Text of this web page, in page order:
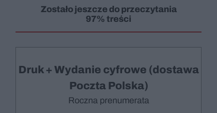
Zostało jeszcze do przeczytania
97% treści
Druk + Wydanie cyfrowe (dostawa
Poczta Polska)
Roczna prenumerata